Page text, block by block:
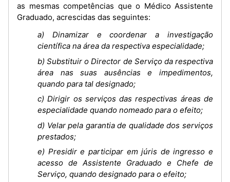
as mesmas competências que o Médico Assistente
Graduado, acrescidas das seguintes:
a) Dinamizar e coordenar a investigação
científica na área da respectiva especialidade;
b) Substituir o Director de Serviço da respectiva
área nas suas ausências e impedimentos,
quando para tal designado;
c) Dirigir os serviços das respectivas áreas de
especialidade quando nomeado para o efeito;
d) Velar pela garantia de qualidade dos serviços
prestados;
e) Presidir e participar em júris de ingresso e
acesso de Assistente Graduado e Chefe de
Serviço, quando designado para o efeito;